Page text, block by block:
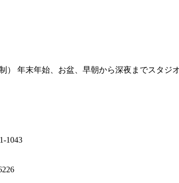
年末年始、お盆、早朝から深夜までスタジ
1043